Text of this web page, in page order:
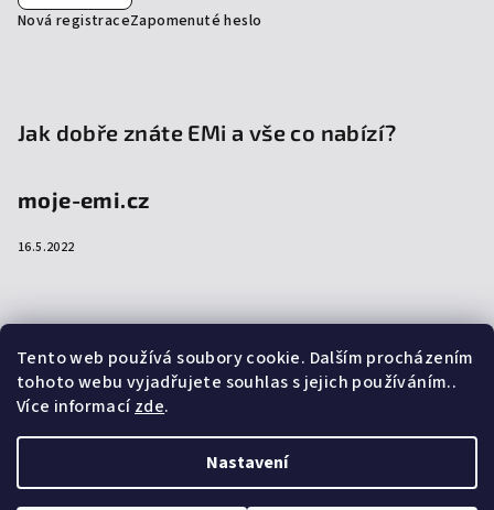
Tento web používá soubory cookie. Dalším procházením
tohoto webu vyjadřujete souhlas s jejich používáním..
Více informacízde.
Nastavení
Nová registraceZapomenuté heslo
Jak dobře znáte EMi a vše co nabízí?
moje-emi.cz
16.5.2022
Přijímáme online platby